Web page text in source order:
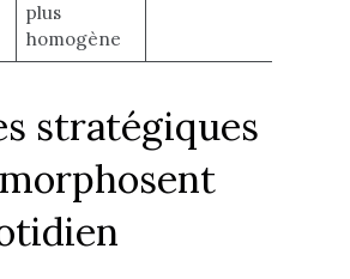
plus
homogène
stratégiques